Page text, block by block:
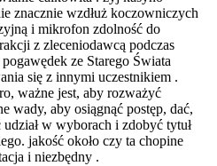
znacznie wzdłuż koczowniczych
i mikrofon zdolność do
z zleceniodawcą podczas
ze Starego Świata
się z innymi uczestnikiem .
ważne jest, aby rozważyć
wady, aby osiągnąć postęp, dać,
w wyborach i zdobyć tytuł
jakość około czy ta chopine
i niezbędny .